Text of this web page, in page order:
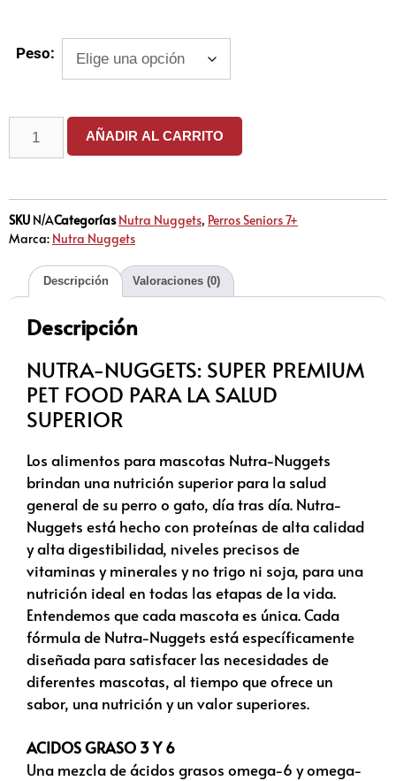
Peso:
AÑADIR AL CARRITO
SKU N/ACategorías Nutra Nuggets, Perros Seniors 7+
Marca: Nutra Nuggets
Descripción Valoraciones (0)
Descripción
NUTRA-NUGGETS: SUPER PREMIUM
PET FOOD PARA LA SALUD
SUPERIOR
Los alimentos para mascotas Nutra-Nuggets
brindan una nutrición superior para la salud
general de su perro o gato, día tras día. Nutra-
Nuggets está hecho con proteínas de alta calidad
y alta digestibilidad, niveles precisos de
vitaminas y minerales y no trigo ni soja, para una
nutrición ideal en todas las etapas de la vida.
Entendemos que cada mascota es única. Cada
fórmula de Nutra-Nuggets está específicamente
diseñada para satisfacer las necesidades de
diferentes mascotas, al tiempo que ofrece un
sabor, una nutrición y un valor superiores.
ACIDOS GRASO 3 Y 6
Una mezcla de ácidos grasos omega-6 y omega-